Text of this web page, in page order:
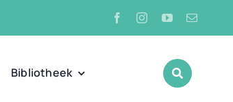
Bibliotheek